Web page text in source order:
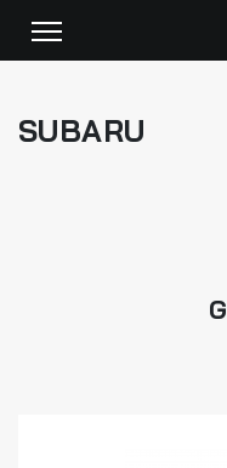
SUBARU